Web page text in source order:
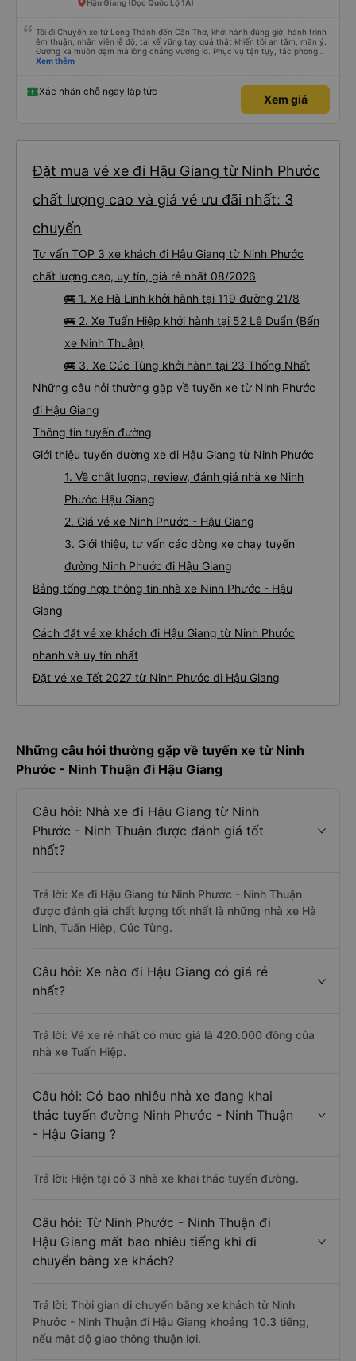
Hậu Giang (Dọc Quốc Lộ 1A)
Tôi đi Chuyến xe từ Long Thành đến Cần Thơ, khởi hành đúng giờ, hành trình
êm thuận, nhân viên lễ độ, tài xế vững tay quả thật khiến tôi an tâm, mãn ý.
Đường xa muôn dặm mà lòng chẳng vướng lo. Phục vụ tận tụy, tác phong
nghiêm cẩn, hiếm thấy giữa thời buổi kim tiền vội vã. Xã hội loạn đạo. Xin gửi
Xem thêm
Xác nhận chỗ ngay lập tức
Xem giá
Đặt mua vé xe đi Hậu Giang từ Ninh Phước
chất lượng cao và giá vé ưu đãi nhất: 3
chuyến
Tư vấn TOP 3 xe khách đi Hậu Giang từ Ninh Phước
chất lượng cao, uy tín, giá rẻ nhất 08/2026
🚌 1. Xe Hà Linh khởi hành tại 119 đường 21/8
🚌 2. Xe Tuấn Hiệp khởi hành tại 52 Lê Duẩn (Bến
xe Ninh Thuận)
🚌 3. Xe Cúc Tùng khởi hành tại 23 Thống Nhất
Những câu hỏi thường gặp về tuyến xe từ Ninh Phước
đi Hậu Giang
Thông tin tuyến đường
Giới thiệu tuyến đường xe đi Hậu Giang từ Ninh Phước
1. Về chất lượng, review, đánh giá nhà xe Ninh
Phước Hậu Giang
2. Giá vé xe Ninh Phước - Hậu Giang
3. Giới thiệu, tư vấn các dòng xe chạy tuyến
đường Ninh Phước đi Hậu Giang
Bảng tổng hợp thông tin nhà xe Ninh Phước - Hậu
Giang
Cách đặt vé xe khách đi Hậu Giang từ Ninh Phước
nhanh và uy tín nhất
Đặt vé xe Tết 2027 từ Ninh Phước đi Hậu Giang
Những câu hỏi thường gặp về tuyến xe từ Ninh
Phước - Ninh Thuận đi Hậu Giang
Câu hỏi: Nhà xe đi Hậu Giang từ Ninh
Phước - Ninh Thuận được đánh giá tốt
nhất?
Trả lời: Xe đi Hậu Giang từ Ninh Phước - Ninh Thuận
được đánh giá chất lượng tốt nhất là những nhà xe Hà
Linh, Tuấn Hiệp, Cúc Tùng.
Câu hỏi: Xe nào đi Hậu Giang có giá rẻ
nhất?
Trả lời: Vé xe rẻ nhất có mức giá là 420.000 đồng của
nhà xe Tuấn Hiệp.
Câu hỏi: Có bao nhiêu nhà xe đang khai
thác tuyến đường Ninh Phước - Ninh Thuận
- Hậu Giang ?
Trả lời: Hiện tại có 3 nhà xe khai thác tuyến đường.
Câu hỏi: Từ Ninh Phước - Ninh Thuận đi
Hậu Giang mất bao nhiêu tiếng khi di
chuyển bằng xe khách?
Trả lời: Thời gian di chuyển bằng xe khách từ Ninh
Phước - Ninh Thuận đi Hậu Giang khoảng 10.3 tiếng,
nếu mật độ giao thông thuận lợi.